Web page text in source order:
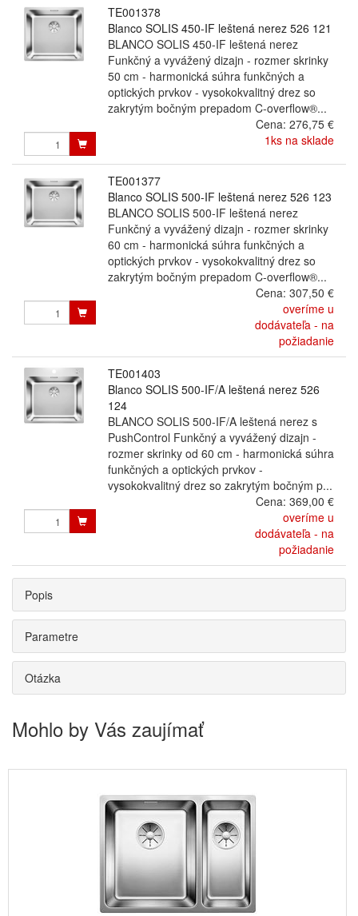
TE001378
Blanco SOLIS 450-IF leštená nerez 526 121
BLANCO SOLIS 450-IF leštená nerez
Funkčný a vyvážený dizajn - rozmer skrinky
50 cm - harmonická súhra funkčných a
optických prvkov - vysokokvalitný drez so
zakrytým bočným prepadom C-overflow®...
Cena: 276,75 €
1ks na sklade
TE001377
Blanco SOLIS 500-IF leštená nerez 526 123
BLANCO SOLIS 500-IF leštená nerez
Funkčný a vyvážený dizajn - rozmer skrinky
60 cm - harmonická súhra funkčných a
optických prvkov - vysokokvalitný drez so
zakrytým bočným prepadom C-overflow®...
Cena: 307,50 €
overíme u
dodávateľa - na
požiadanie
TE001403
Blanco SOLIS 500-IF/A leštená nerez 526
124
BLANCO SOLIS 500-IF/A leštená nerez s
PushControl Funkčný a vyvážený dizajn -
rozmer skrinky od 60 cm - harmonická súhra
funkčných a optických prvkov -
vysokokvalitný drez so zakrytým bočným p...
Cena: 369,00 €
overíme u
dodávateľa - na
požiadanie
Popis
Parametre
Otázka
Mohlo by Vás zaujímať